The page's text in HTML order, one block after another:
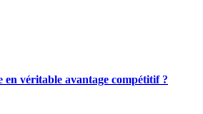
véritable avantage compétitif ?